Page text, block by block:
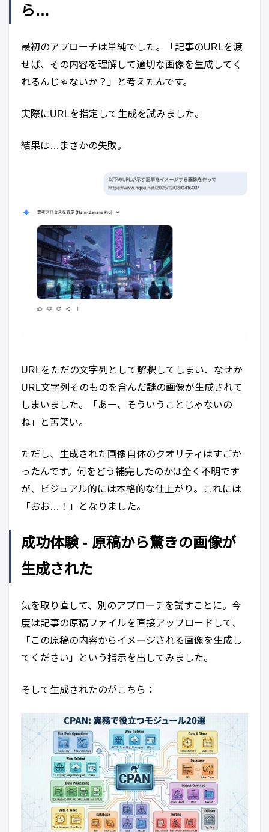
ら…
最初のアプローチは単純でした。「記事のURLを渡
せば、その内容を理解して適切な画像を生成してく
れるんじゃないか？」と考えたんです。
実際にURLを指定して生成を試みました。
結果は…まさかの失敗。
URLをただの文字列として解釈してしまい、なぜか
URL文字列そのものを含んだ謎の画像が生成されて
しまいました。「あー、そういうことじゃないの
ね」と苦笑い。
ただし、生成された画像自体のクオリティはすごか
ったんです。何をどう補完したのかは全く不明です
が、ビジュアル的には本格的な仕上がり。これには
「おお…！」となりました。
成功体験 - 原稿から驚きの画像が
生成された
気を取り直して、別のアプローチを試すことに。今
度は記事の原稿ファイルを直接アップロードして、
「この原稿の内容からイメージされる画像を生成し
てください」という指示を出してみました。
そして生成されたのがこちら：